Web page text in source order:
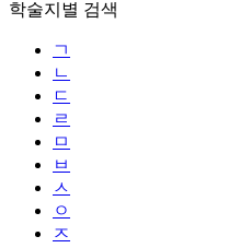
학술지별 검색
ㄱ
ㄴ
ㄷ
ㄹ
ㅁ
ㅂ
ㅅ
ㅇ
ㅈ